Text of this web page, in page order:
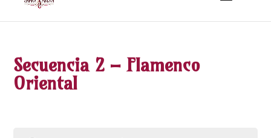
Secuencia 2 – Flamenco
Oriental